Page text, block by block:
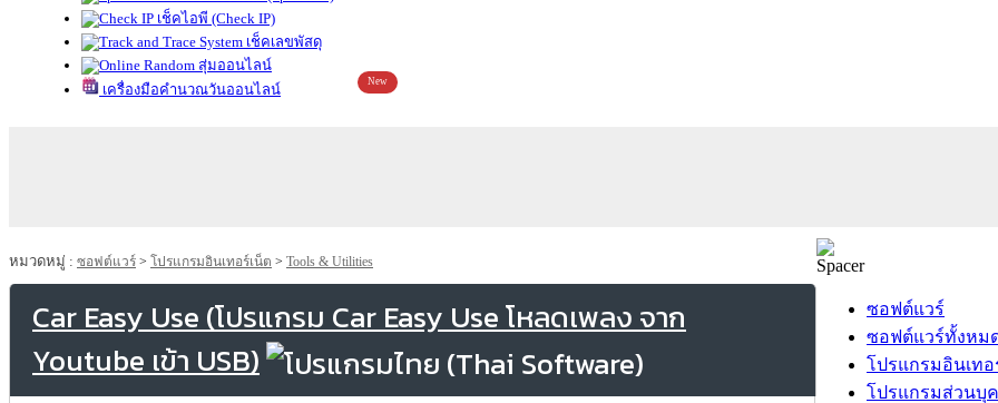
เช็คไอพี (Check IP)
เช็คเลขพัสดุ
สุ่มออนไลน์
เครื่องมือคำนวณวันออนไลน์
New
หมวดหมู่ : ซอฟต์แวร์ > โปรแกรมอินเทอร์เน็ต > Tools & Utilities
Car Easy Use (โปรแกรม Car Easy Use โหลดเพลง จาก
Youtube เข้า USB)
ซอฟต์แวร์
ซอฟต์แวร์ทั้งหม
โปรแกรมอินเทอ
โปรแกรมส่วนบุ